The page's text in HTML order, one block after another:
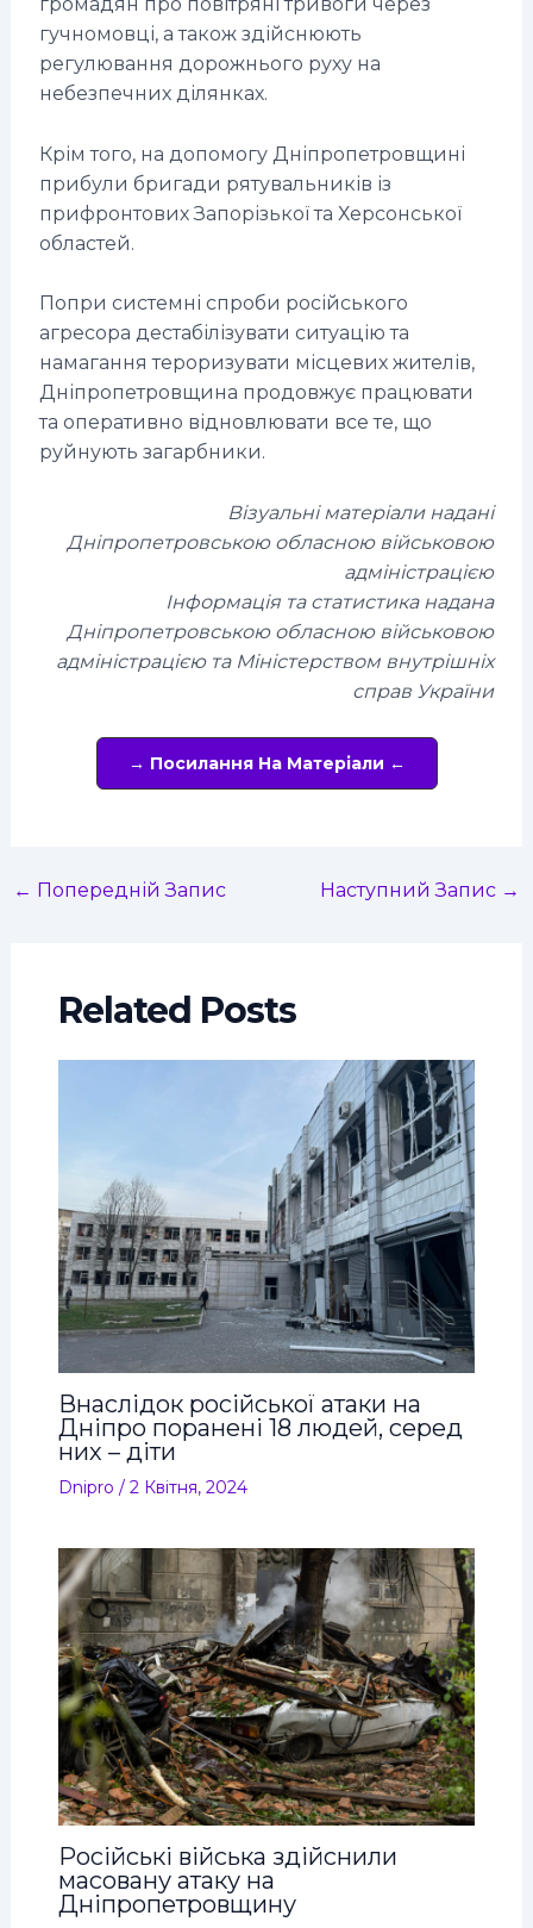
гучномовці, а також здійснюють
регулювання дорожнього руху на
небезпечних ділянках.
Крім того, на допомогу Дніпропетровщині
прибули бригади рятувальників із
прифронтових Запорізької та Херсонської
областей.
Попри системні спроби російського
агресора дестабілізувати ситуацію та
намагання тероризувати місцевих жителів,
Дніпропетровщина продовжує працювати
та оперативно відновлювати все те, що
руйнують загарбники.
Візуальні матеріали надані
Дніпропетровською обласною військовою
адміністрацією
Інформація та статистика надана
Дніпропетровською обласною військовою
адміністрацією та Міністерством внутрішніх
справ України
→ Посилання На Матеріали ←
← Попередній Запис Наступний Запис →
Related Posts
Внаслідок російської атаки на
Дніпро поранені 18 людей, серед
них – діти
Dnipro / 2 Квітня, 2024
Російські війська здійснили
масовану атаку на
Дніпропетровщину